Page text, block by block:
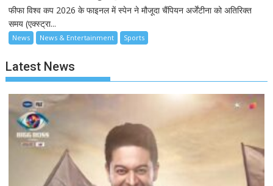
फीफा विश्व कप 2026 के फाइनल में स्पेन ने मौजूदा चैंपियन अर्जेंटीना को अतिरिक्त
समय (एक्स्ट्रा...
News News & Entertainment Sports
Latest News